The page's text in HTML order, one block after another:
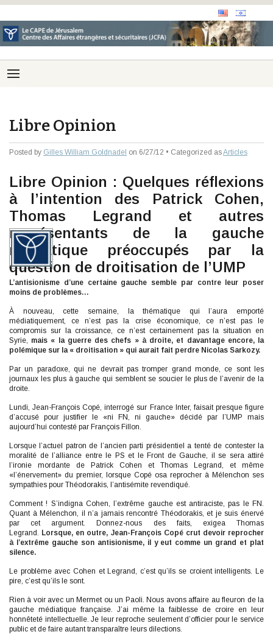
Libre Opinion
Posted by Gilles William Goldnadel on 6/27/12 • Categorized asArticles
Libre Opinion : Quelques réflexions
à l’intention des Patrick Cohen,
Thomas Legrand et autres
représentants de la gauche
médiatique préoccupés par la
question de droitisation de l’UMP
L’antisionisme d’une certaine gauche semble par contre leur poser
moins de problèmes…
À nouveau, cette semaine, la thématique qui l’aura emporté
médiatiquement, ce n’est pas la crise économique, ce n’est pas le
compromis sur la croissance, ce n’est certainement pas la situation en
Syrie, mais « la guerre des chefs » à droite, et davantage encore, la
polémique sur la « droitisation » qui aurait fait perdre Nicolas Sarkozy.
Par un paradoxe, qui ne devrait pas tromper grand monde, ce sont les
journaux les plus à gauche qui semblent se soucier le plus de l’avenir de la
droite.
Lundi, Jean-François Copé, interrogé sur France Inter, faisait presque figure
d’accusé pour justifier le «ni FN, ni gauche» décidé par l’UMP mais
aujourd’hui contesté par François Fillon.
Lorsque l’actuel patron de l’ancien parti présidentiel a tenté de contester la
moralité de l’alliance entre le PS et le Front de Gauche, il se sera attiré
l’ironie mordante de Patrick Cohen et Thomas Legrand, et même
«l’énervement» du premier, lorsque Copé osa reprocher à Mélenchon ses
sympathies pour Théodorakis, l’antisémite revendiqué.
Comment ! S’indigna Cohen, l’extrême gauche est antiraciste, pas le FN.
Quant à Mélenchon, il n’a jamais rencontré Théodorakis, et je suis énervé
par cet argument. Donnez-nous des faits, exigea Thomas
Legrand. Lorsque, en outre, Jean-François Copé crut devoir reprocher
à l’extrême gauche son antisionisme, il y eut comme un grand et plat
silence.
Le problème avec Cohen et Legrand, c’est qu’ils se croient intelligents. Le
pire, c’est qu’ils le sont.
Rien à voir avec un Mermet ou un Paoli. Nous avons affaire au fleuron de la
gauche médiatique française. J’ai même la faiblesse de croire en leur
honnêteté intellectuelle. Je leur reproche seulement d’officier pour le service
public et de faire autant transparaître leurs dilections.